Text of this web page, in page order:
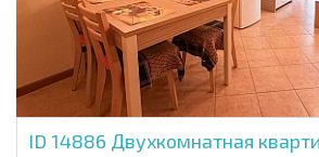
ID 14886 Двухкомнатная